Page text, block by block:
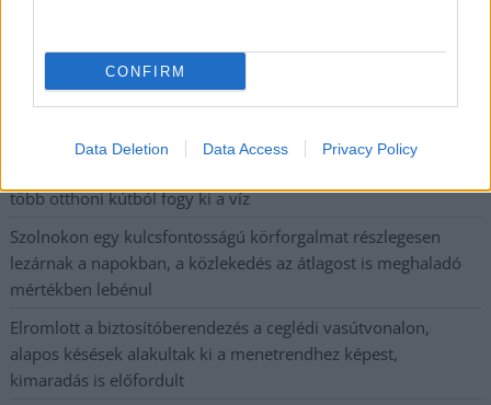
CONFIRM
Data Deletion Data Access Privacy Policy
Már magasabb szinten is nyomoznak Szijjártó
büntetőügyében, vesztegetés miatt 3 év letöltendőt kaphat és
több otthoni kútból fogy ki a víz
Szolnokon egy kulcsfontosságú körforgalmat részlegesen
lezárnak a napokban, a közlekedés az átlagost is meghaladó
mértékben lebénul
Elromlott a biztosítóberendezés a ceglédi vasútvonalon,
alapos késések alakultak ki a menetrendhez képest,
kimaradás is előfordult